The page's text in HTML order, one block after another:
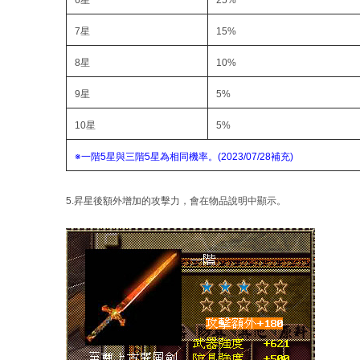
7星 15%
8星 10%
9星 5%
10星 5%
※一階5星與三階5星為相同機率。(2023/07/28補充)
5.昇星後額外增加的攻擊力，會在物品說明中顯示。